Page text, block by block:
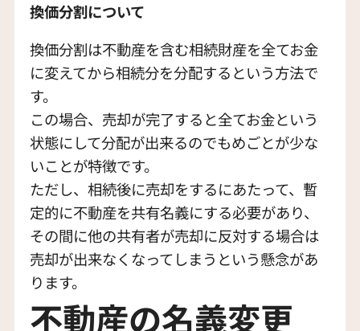
換価分割について
換価分割は不動産を含む相続財産を全てお金
に変えてから相続分を分配するという方法で
す。
この場合、売却が完了すると全てお金という
状態にして分配が出来るのでもめごとが少な
いことが特徴です。
ただし、相続後に売却をするにあたって、暫
定的に不動産を共有名義にする必要があり、
その間に他の共有者が売却に反対する場合は
売却が出来なくなってしまうという懸念があ
ります。
不動産の名義変更